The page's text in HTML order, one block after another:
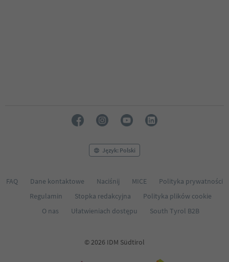
Język: Polski
FAQ Dane kontaktowe Naciśnij MICE
Polityka prywatności
Regulamin
Stopka redakcyjna
Polityka plików cookie
O nas
Ułatwieniach dostępu South Tyrol B2B
© 2026 IDM Südtirol